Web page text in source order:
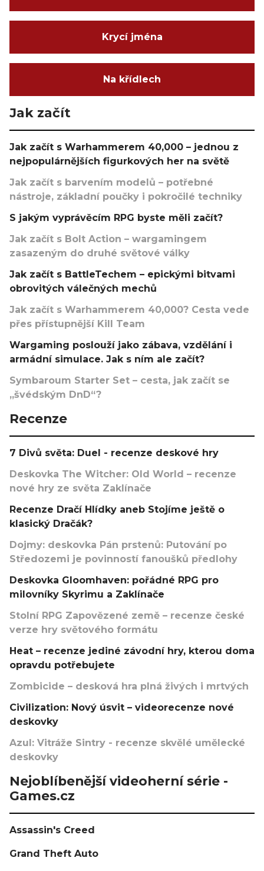
Krycí jména
Na křídlech
Jak začít
Jak začít s Warhammerem 40,000 – jednou z
nejpopulárnějších figurkových her na světě
Jak začít s barvením modelů – potřebné
nástroje, základní poučky i pokročilé techniky
S jakým vyprávěcím RPG byste měli začít?
Jak začít s Bolt Action – wargamingem
zasazeným do druhé světové války
Jak začít s BattleTechem – epickými bitvami
obrovitých válečných mechů
Jak začít s Warhammerem 40,000? Cesta vede
přes přístupnější Kill Team
Wargaming poslouží jako zábava, vzdělání i
armádní simulace. Jak s ním ale začít?
Symbaroum Starter Set – cesta, jak začít se
„švédským DnD“?
Recenze
7 Divů světa: Duel - recenze deskové hry
Deskovka The Witcher: Old World – recenze
nové hry ze světa Zaklínače
Recenze Dračí Hlídky aneb Stojíme ještě o
klasický Dračák?
Dojmy: deskovka Pán prstenů: Putování po
Středozemi je povinností fanoušků předlohy
Deskovka Gloomhaven: pořádné RPG pro
milovníky Skyrimu a Zaklínače
Stolní RPG Zapovězené země – recenze české
verze hry světového formátu
Heat – recenze jediné závodní hry, kterou doma
opravdu potřebujete
Zombicide – desková hra plná živých i mrtvých
Civilization: Nový úsvit – videorecenze nové
deskovky
Azul: Vitráže Sintry - recenze skvělé umělecké
deskovky
Nejoblíbenější videoherní série -
Games.cz
Assassin's Creed
Grand Theft Auto